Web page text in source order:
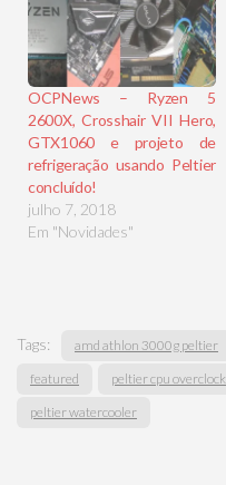
OCPNews – Ryzen 5
2600X, Crosshair VII Hero,
GTX1060 e projeto de
refrigeração usando Peltier
concluído!
julho 7, 2018
Em "Novidades"
Tags: amd athlon 3000g peltier
featured
peltier cpu overclock
peltier watercooler